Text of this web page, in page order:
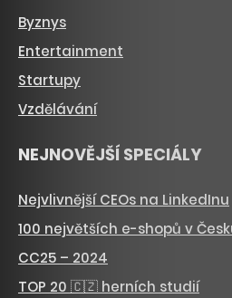
Byznys
Entertainment
Startupy
Vzdělávání
NEJNOVĚJŠÍ SPECIÁLY
Nejvlivnější CEOs na LinkedInu
100 největších e-shopů v
CC25 – 2024
TOP 20 🇨🇿 herních studií